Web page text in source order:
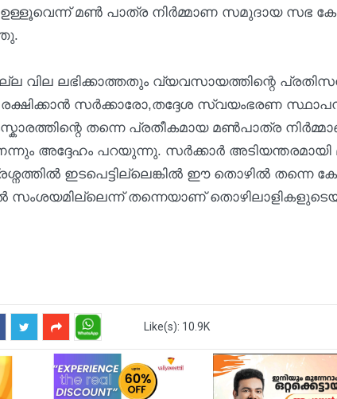
മൺ പാത്ര നിർമ്മാണ സമുദായ സഭ
വില ലഭിക്കാത്തതും വ്യവസായത്തിന്റെ
സർക്കാരോ,തദ്ദേശ സ്വയംഭരണ
തന്നെ പ്രതീകമായ മൺപാത്ര
അദ്ദേഹം പറയുന്നു. സർക്കാർ
ഇടപെട്ടില്ലെങ്കിൽ ഈ തൊഴിൽ തന്നെ
തന്നെയാണ്
Like(s): 10.9K